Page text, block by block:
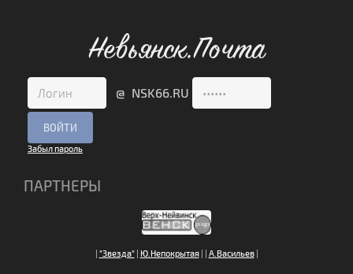
Невьянск.Почта
@ NSK66.RU
Забыл пароль
ПАРТНЕРЫ
| "Звезда"| Ю.Непокрытая| | А.Васильев|